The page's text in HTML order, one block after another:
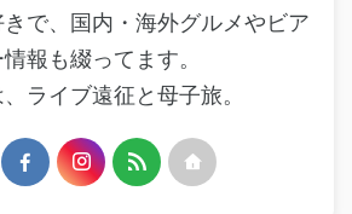
で、国内・海外グルメやビア
報も綴ってます。
ライブ遠征と母子旅。